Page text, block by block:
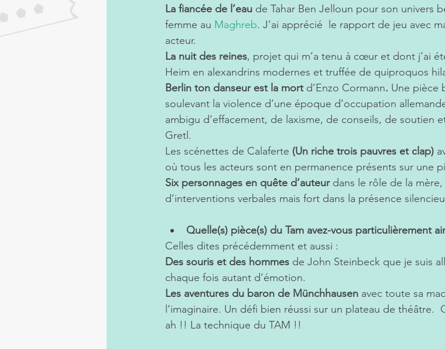
La fiancée de l’eau de Tahar Ben Jelloun pour son univers
femme au Maghreb. J’ai apprécié  le rapport de jeu avec
acteur.
La nuit des reines, projet qui m’a tenu à cœur et dont j’ai
Heim en alexandrins modernes et truffée de quiproquos
Berlin ton danseur est la mort d’Enzo Cormann. Une pièce
soulevant la violence d’une époque d’occupation
ambigu d’effacement, de laxisme, de conseils, de soutien
Gretl.
Les scénettes de Calaferte (Un riche trois pauvres et clap)
où tous les acteurs sont en permanence présents sur une
Six personnages en quête d’auteur dans le rôle de la
d’interventions verbales mais fort dans la présence
Quelle(s) pièce(s) du Tam avez-vous particulièrement
Celles dites précédemment et aussi :
Des souris et des hommes de John Steinbeck que je suis
chaque fois autant d’émotion.
Les aventures du baron de Münchhausen avec toute sa
l’imaginaire. Un défi bien réussi sur un plateau de théâtre.
ah !! La technique du TAM !!